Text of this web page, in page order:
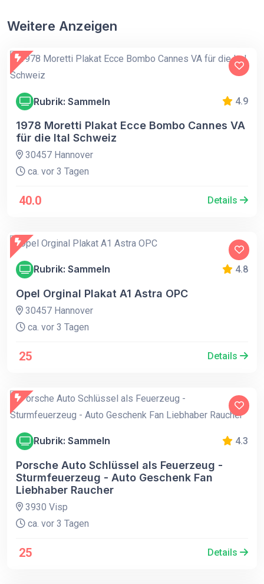
Weitere Anzeigen
Rubrik: Sammeln 4.9
1978 Moretti Plakat Ecce Bombo Cannes VA
für die Ital Schweiz
30457 Hannover
ca. vor 3 Tagen
40.0 Details
Rubrik: Sammeln 4.8
Opel Orginal Plakat A1 Astra OPC
30457 Hannover
ca. vor 3 Tagen
25 Details
Rubrik: Sammeln 4.3
Porsche Auto Schlüssel als Feuerzeug -
Sturmfeuerzeug - Auto Geschenk Fan
Liebhaber Raucher
3930 Visp
ca. vor 3 Tagen
25 Details